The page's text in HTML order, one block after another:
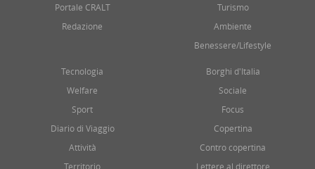
Portale CRALT
Redazione
Turismo
Ambiente
Benessere/Lifestyle
Tecnologia
Welfare
Sport
Diario di Viaggio
Attività
Territorio
Borghi d'Italia
Sociale
Focus
Copertina
Contro copertina
Lettere al direttore